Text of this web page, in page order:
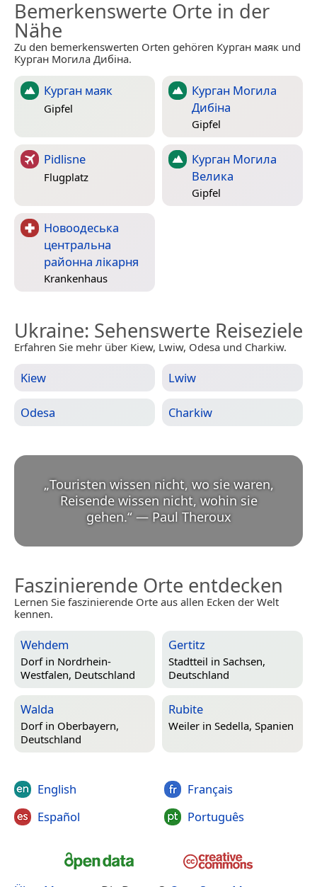
Bemerkenswerte Orte in der
Nähe
Zu den bemerkenswerten Orten gehören Курган маяк und
Курган Могила Дибіна.
Курган маяк
Gipfel
Курган Могила
Дибіна
Gipfel
Pidlisne
Flugplatz
Курган Могила
Велика
Gipfel
Новоодеська
центральна
районна лікарня
Krankenhaus
Ukraine: Sehenswerte Reiseziele
Erfahren Sie mehr über Kiew, Lwiw, Odesa und Charkiw.
Kiew Lwiw
Odesa Charkiw
„Touristen wissen nicht, wo sie waren,
Reisende wissen nicht, wohin sie
gehen.“ — Paul Theroux
Faszinierende Orte entdecken
Lernen Sie faszinierende Orte aus allen Ecken der Welt
kennen.
Wehdem
Dorf in Nordrhein-
Westfalen, Deutschland
Gertitz
Stadtteil in Sachsen,
Deutschland
Walda
Dorf in Oberbayern,
Deutschland
Rubite
Weiler in Sedella, Spanien
English
Español
Français
Português